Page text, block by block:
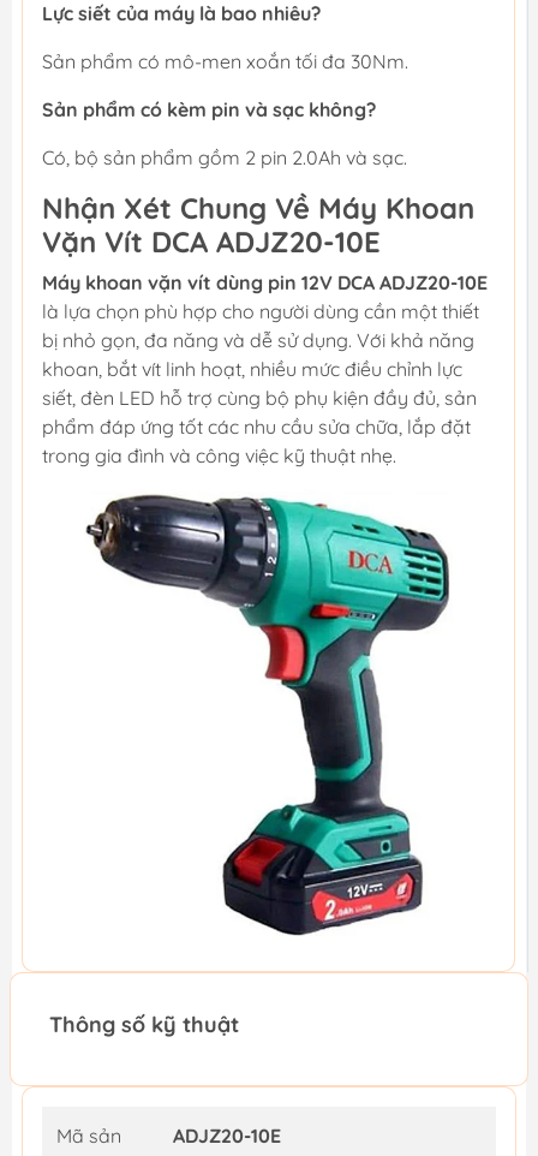
Lực siết của máy là bao nhiêu?
Sản phẩm có mô-men xoắn tối đa 30Nm.
Sản phẩm có kèm pin và sạc không?
Có, bộ sản phẩm gồm 2 pin 2.0Ah và sạc.
Nhận Xét Chung Về Máy Khoan
Vặn Vít DCA ADJZ20-10E
Máy khoan vặn vít dùng pin 12V DCA ADJZ20-10E
là lựa chọn phù hợp cho người dùng cần một thiết
bị nhỏ gọn, đa năng và dễ sử dụng. Với khả năng
khoan, bắt vít linh hoạt, nhiều mức điều chỉnh lực
siết, đèn LED hỗ trợ cùng bộ phụ kiện đầy đủ, sản
phẩm đáp ứng tốt các nhu cầu sửa chữa, lắp đặt
trong gia đình và công việc kỹ thuật nhẹ.
Thông số kỹ thuật
Mã sản
ADJZ20-10E